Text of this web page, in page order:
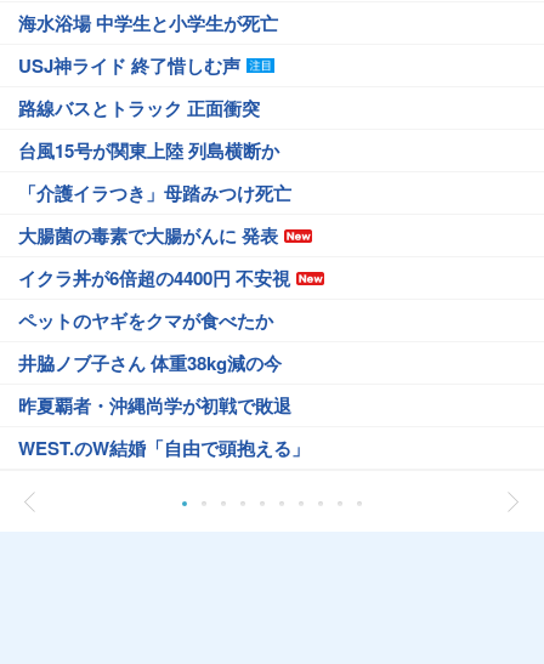
海水浴場 中学生と小学生が死亡
USJ神ライド 終了惜しむ声
路線バスとトラック 正面衝突
台風15号が関東上陸 列島横断か
「介護イラつき」母踏みつけ死亡
大腸菌の毒素で大腸がんに 発表
イクラ丼が6倍超の4400円 不安視
ペットのヤギをクマが食べたか
井脇ノブ子さん 体重38kg減の今
昨夏覇者・沖縄尚学が初戦で敗退
WEST.のW結婚「自由で頭抱える」